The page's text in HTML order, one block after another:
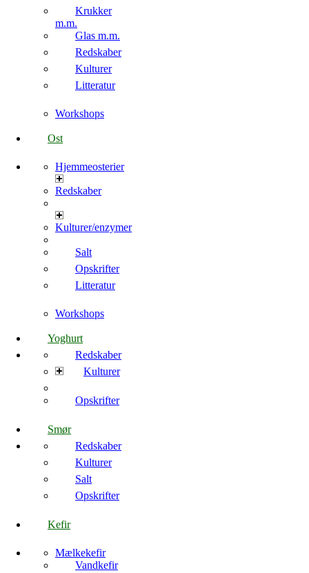
Krukker
m.m.
Glas m.m.
Redskaber
Kulturer
Litteratur
Workshops
Ost
Hjemmeosterier
Redskaber
Kulturer/enzymer
Salt
Opskrifter
Litteratur
Workshops
Yoghurt
Redskaber
Kulturer
Opskrifter
Smør
Redskaber
Kulturer
Salt
Opskrifter
Kefir
Mælkekefir
Vandkefir